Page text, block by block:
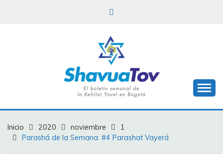
BOLETÍN SHAVUA
TOV
Inicio 2020 noviembre
1
Parashá de la Semana: #4 Parashat Vayerá